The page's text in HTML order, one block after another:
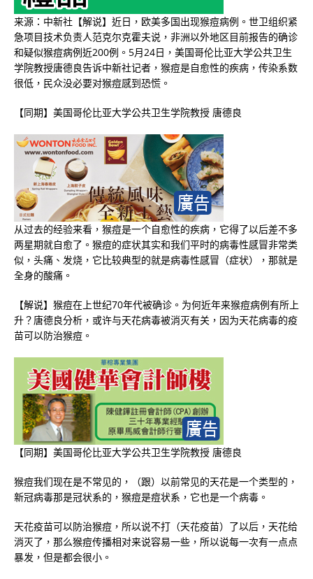
来源：中新社【解说】近日，欧美多国出现猴痘病例。世卫组织紧
急项目技术负责人范克尔克霍夫说，非洲以外地区目前报告的确诊
和疑似猴痘病例近200例。5月24日，美国哥伦比亚大学公共卫生
学院教授唐德良告诉中新社记者，猴痘是自愈性的疾病，传染系数
很低，民众没必要对猴痘感到恐慌。
【同期】美国哥伦比亚大学公共卫生学院教授 唐德良
从过去的经验来看，猴痘是一个自愈性的疾病，它得了以后差不多
两星期就自愈了。猴痘的症状其实和我们平时的病毒性感冒非常类
似，头痛、发烧，它比较典型的就是病毒性感冒（症状），那就是
全身的酸痛。
【解说】猴痘在上世纪70年代被确诊。为何近年来猴痘病例有所上
升？唐德良分析，或许与天花病毒被消灭有关，因为天花病毒的疫
苗可以防治猴痘。
【同期】美国哥伦比亚大学公共卫生学院教授 唐德良
猴痘我们现在是不常见的，（跟）以前常见的天花是一个类型的，
新冠病毒那是冠状系的，猴痘是痘状系，它也是一个病毒。
天花疫苗可以防治猴痘，所以说不打（天花疫苗）了以后，天花给
消灭了，那么猴痘传播相对来说容易一些，所以说每一次有一点点
暴发，但是都会很小。